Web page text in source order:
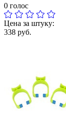
0 голос
Цена за штуку:
338 руб.